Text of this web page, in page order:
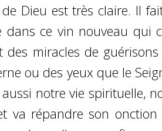
Dieu est très claire. Il
dans ce vin nouveau qui
des miracles de
ou des yeux que le
aussi notre vie spirituelle,
va répandre son